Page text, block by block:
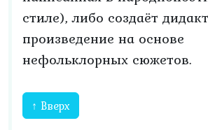
стиле), либо создаёт
произведение на основе
нефольклорных сюжетов.
↑ Вверх